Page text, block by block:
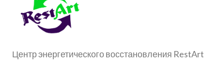
Центр энергетического восстановления RestArt